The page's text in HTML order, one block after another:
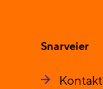
Snarveier